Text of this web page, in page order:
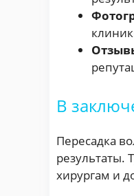
В
Пересадка
результаты.
хирургам и